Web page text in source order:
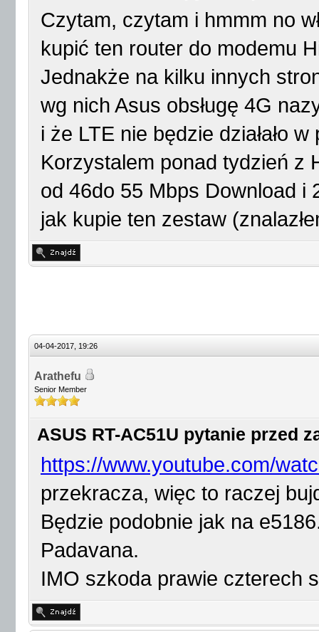
Czytam, czytam i hmmm no
kupić ten router do modemu
Jednakże na kilku innych
wg nich Asus obsługę 4G
i że LTE nie będzie działało
Korzystalem ponad tydzień z
od 46do 55 Mbps Download i
jak kupie ten zestaw
04-04-2017, 19:26
Arathefu
Senior Member
ASUS RT-AC51U pytanie przed
https://www.youtube.com/
przekracza, więc to raczej
Będzie podobnie jak na
Padavana.
IMO szkoda prawie czterech